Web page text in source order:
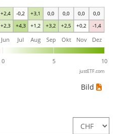
+2,3 +4,3 +1,2 +3,2 +2,5 +0,2 -1,4
+2,4 -0,2 +3,1 0,0 0,0 0,0 0,0
0 5 10
Jun Jul Aug Sep Okt Nov Dez
justETF.com
Bild